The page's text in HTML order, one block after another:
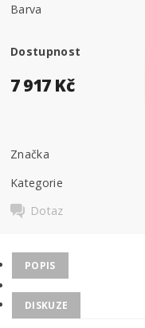
Barva
Dostupnost
7 917 Kč
Značka
Kategorie
Dotaz
POPIS
DISKUZE